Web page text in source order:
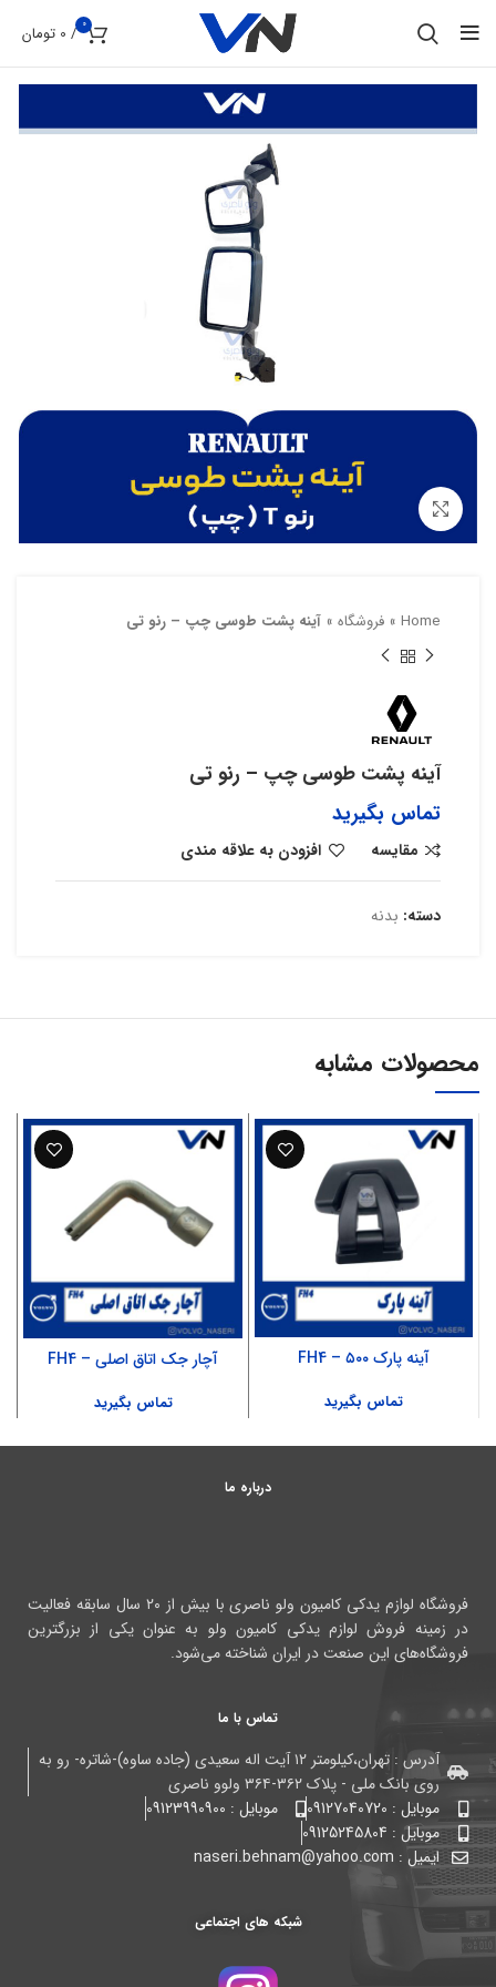
0
/
0 تومان
Home
» فروشگاه » آینه پشت طوسی چپ – رنو‌ تی
آینه پشت طوسی چپ – رنو‌ تی
تماس بگیرید
مقایسه افزودن به علاقه مندی
دسته: بدنه
محصولات مشابه
آینه پارک ۵۰۰ – FH4
تماس بگیرید
آچار جک اتاق اصلی – FH4
تماس بگیرید
درباره ما
فروشگاه لوازم یدکی کامیون ولو ناصری با بیش از ۲۰ سال سابقه فعالیت
در زمینه فروش لوازم یدکی کامیون ولو به عنوان یکی از بزرگترین
فروشگاه‌های این صنعت در ایران شناخته می‌شود.
تماس با ما
آدرس : تهران،کیلومتر ۱۲ آیت اله سعیدی (جاده ساوه)-شاتره- رو به
روی بانک ملی - پلاک ۳۶۲-۳۶۴ ولوو ناصری
موبایل : 09127040720
موبایل : 09123990900
موبایل : 09125245804
ایمیل : naseri.behnam@yahoo.com
شبکه های اجتماعی